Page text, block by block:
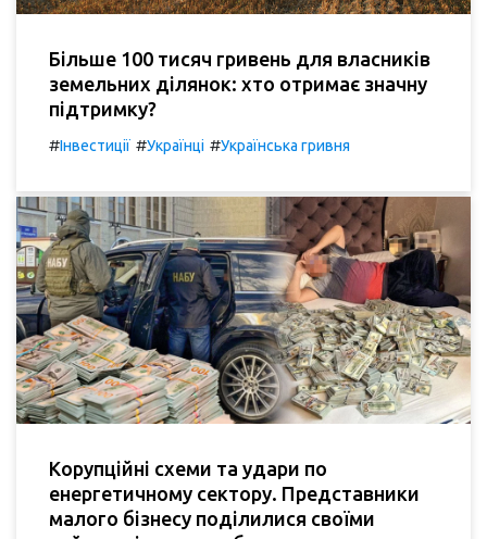
Більше 100 тисяч гривень для власників
земельних ділянок: хто отримає значну
підтримку?
#Інвестиції #Українці #Українська гривня
Корупційні схеми та удари по
енергетичному сектору. Представники
малого бізнесу поділилися своїми